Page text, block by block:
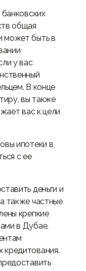
общая
может быть в
у вас
В конце
вы также
вас к цели
ипотеки в
с ее
деньги и
также частные
крепкие
в Дубае,